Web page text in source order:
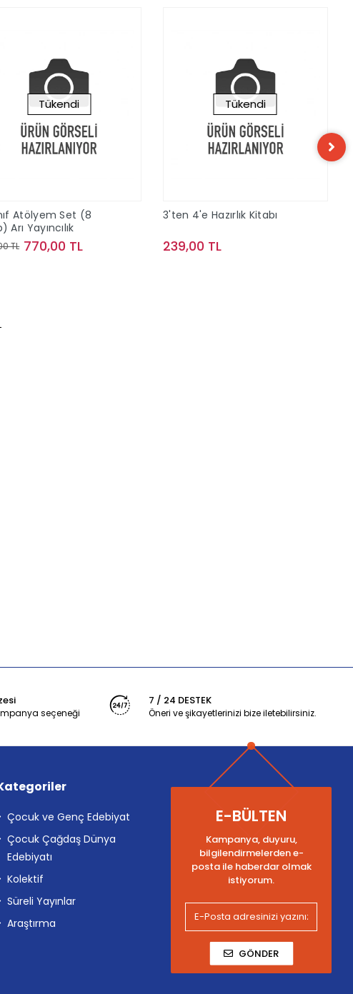
Tükendi
Atölyem Set (8
Arı Yayıncılık
TL 770,00 TL
Tükendi
3'ten 4'e Hazırlık Kitabı
239,00 TL
seçeneği
7 / 24 DESTEK
Öneri ve şikayetlerinizi bize iletebilirsiniz.
Çocuk ve Genç Edebiyat
Çocuk Çağdaş Dünya
Edebiyatı
Kolektif
Süreli Yayınlar
Araştırma
E-BÜLTEN
Kampanya, duyuru,
bilgilendirmelerden e-
posta ile haberdar olmak
istiyorum.
GÖNDER